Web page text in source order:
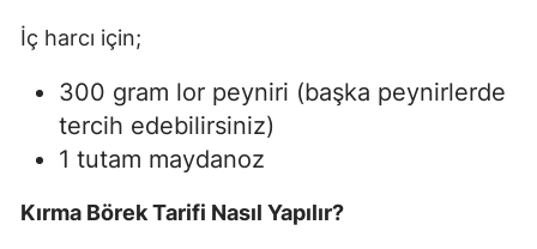
İç harcı için;
300 gram lor peyniri (başka peynirlerde
tercih edebilirsiniz)
1 tutam maydanoz
Kırma Börek Tarifi Nasıl Yapılır?